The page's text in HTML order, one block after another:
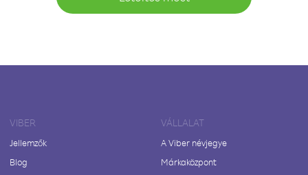
VIBER
Jellemzők
Blog
VÁLLALAT
A Viber névjegye
Márkaközpont